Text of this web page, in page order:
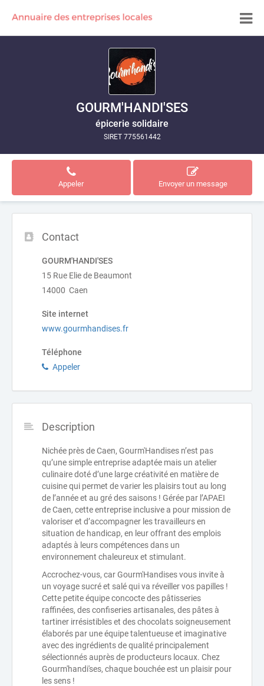
GOURM'HANDI'SES
épicerie solidaire
SIRET 775561442
Appeler Envoyer un message
Contact
GOURM'HANDI'SES
15 Rue Elie de Beaumont
14000 Caen
Site internet
www.gourmhandises.fr
Téléphone
Appeler
Description
Nichée près de Caen, Gourm'Handises n’est pas
qu’une simple entreprise adaptée mais un atelier
culinaire doté d’une large créativité en matière de
cuisine qui permet de varier les plaisirs tout au long
de l’année et au gré des saisons ! Gérée par l’APAEI
de Caen, cette entreprise inclusive a pour mission de
valoriser et d’accompagner les travailleurs en
situation de handicap, en leur offrant des emplois
adaptés à leurs compétences dans un
environnement chaleureux et stimulant.
Accrochez-vous, car Gourm'Handises vous invite à
un voyage sucré et salé qui va réveiller vos papilles !
Cette petite équipe concocte des pâtisseries
raffinées, des confiseries artisanales, des pâtes à
tartiner irrésistibles et des chocolats soigneusement
élaborés par une équipe talentueuse et imaginative
avec des ingrédients de qualité principalement
sélectionnés auprès de producteurs locaux. Chez
Gourm'handi'ses, chaque bouchée est un plaisir pour
les sens !